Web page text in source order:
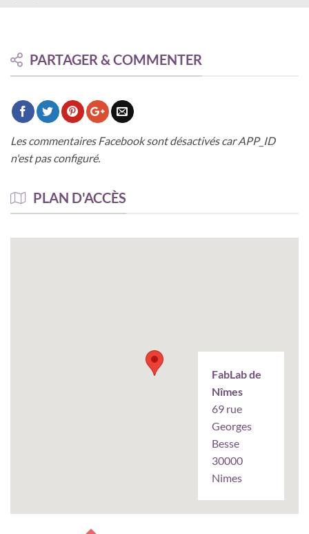
PARTAGER & COMMENTER
Les commentaires Facebook sont désactivés car APP_ID
n'est pas configuré.
PLAN D'ACCÈS
FabLab de
Nîmes
69 rue
Georges
Besse
30000
Nimes